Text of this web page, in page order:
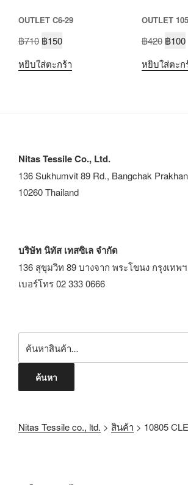
OUTLET C6-29
฿710 ฿150
หยิบใส่ตะกร้า
OUTLET
฿420 ฿100
หยิบใส่ตะก
Nitas Tessile Co., Ltd.
136 Sukhumvit 89 Rd., Bangchak
10260 Thailand
บริษัท นิทัส เทสซิเล จำกัด
136 สุขุมวิท 89 บางจาก พระโขนง กรุงเทพ
เบอร์โทร 02 333 0666
ค้นหา
Nitas Tessile co., ltd. > สินค้า > 10805